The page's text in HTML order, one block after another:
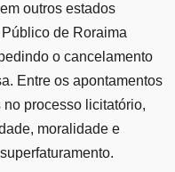
outros estados
de Roraima
o cancelamento
Entre os apontamentos
processo licitatório,
moralidade e